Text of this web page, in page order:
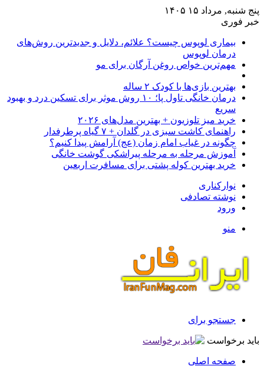
پنج شنبه, مرداد ۱۵ ۱۴۰۵
خبر فوری
بیماری لوپوس چیست؟ علائم، دلایل و جدیدترین روش‌های
درمان لوپوس
مهم‌ترین خواص روغن آرگان برای مو
بهترین بازی‌ها با کودک ۲ ساله
درمان خانگی تاول پا؛ ۱۰ روش موثر برای تسکین درد و بهبود
سریع
خرید میز تلوزیون + بهترین مدل‌های ۲۰۲۶
راهنمای کاشت سبزی در گلدان + ۷ گیاه پرطرفدار
چگونه در غیاب امام زمان (عج) آرامش پیدا کنیم؟
آموزش مرحله به مرحله پیراشکی گوشت خانگی
خرید بهترین کوله پشتی برای مسافرت اربعین
نوارکناری
نوشته تصادفی
ورود
منو
جستجو برای
باید برخواست
صفحه اصلی